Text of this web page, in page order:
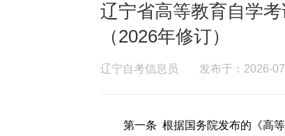
辽宁省高等教育自学
（2026年修订）
辽宁自考信息员 发布于：2026-
第一条 根据国务院发布的《高